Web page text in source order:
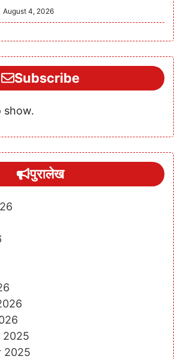
August 4, 2026
Subscribe
show.
पुरालेख
2025
2025